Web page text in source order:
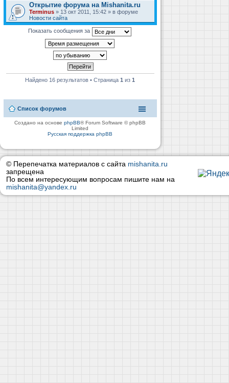
Открытие форума на Mishanita.ru
Terminus » 13 окт 2011, 15:42 » в форуме
Новости сайта
Показать сообщения за
Найдено 16 результатов • Страница1 из1
Список форумов
Создано на основеphpBB® Forum Software © phpBB
Limited
Русская поддержка phpBB
© Перепечатка материалов с сайта mishanita.ru
запрещена
По всем интересующим вопросам пишите нам на
mishanita@yandex.ru